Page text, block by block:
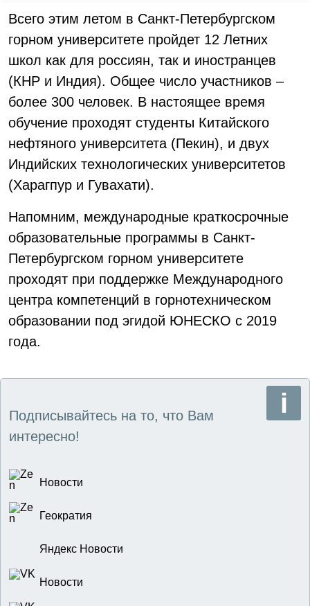
Всего этим летом в Санкт-Петербургском
горном университете пройдет 12 Летних
школ как для россиян, так и иностранцев
(КНР и Индия). Общее число участников –
более 300 человек. В настоящее время
обучение проходят студенты Китайского
нефтяного университета (Пекин), и двух
Индийских технологических университетов
(Харагпур и Гувахати).
Напомним, международные краткосрочные
образовательные программы в Санкт-
Петербургском горном университете
проходят при поддержке Международного
центра компетенций в горнотехническом
образовании под эгидой ЮНЕСКО с 2019
года.
Подписывайтесь на то, что Вам
интересно!
Новости
Геократия
Яндекс Новости
Новости